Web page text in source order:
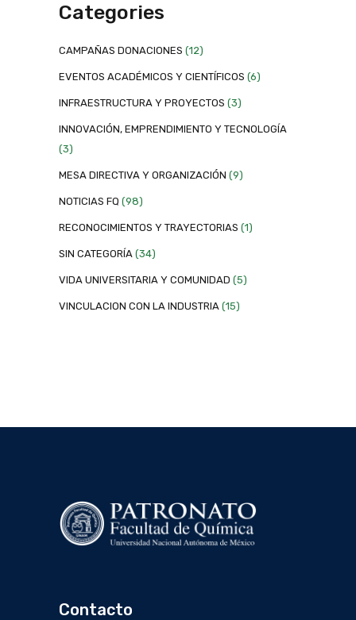
Categories
CAMPAÑAS DONACIONES (12)
EVENTOS ACADÉMICOS Y CIENTÍFICOS (6)
INFRAESTRUCTURA Y PROYECTOS (3)
INNOVACIÓN, EMPRENDIMIENTO Y TECNOLOGÍA
(3)
MESA DIRECTIVA Y ORGANIZACIÓN (9)
NOTICIAS FQ (98)
RECONOCIMIENTOS Y TRAYECTORIAS (1)
SIN CATEGORÍA (34)
VIDA UNIVERSITARIA Y COMUNIDAD (5)
VINCULACION CON LA INDUSTRIA (15)
Contacto